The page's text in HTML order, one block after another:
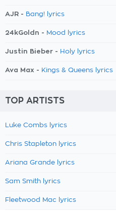
AJR - Bang! lyrics
24kGoldn - Mood lyrics
Justin Bieber - Holy lyrics
Ava Max - Kings & Queens lyrics
TOP ARTISTS
Luke Combs lyrics
Chris Stapleton lyrics
Ariana Grande lyrics
Sam Smith lyrics
Fleetwood Mac lyrics